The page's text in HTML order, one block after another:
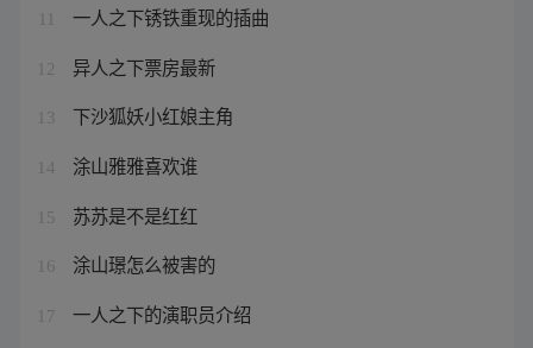
一人之下锈铁重现的插曲
12 异人之下票房最新
13 下沙狐妖小红娘主角
14 涂山雅雅喜欢谁
15 苏苏是不是红红
16 涂山璟怎么被害的
17 一人之下的演职员介绍